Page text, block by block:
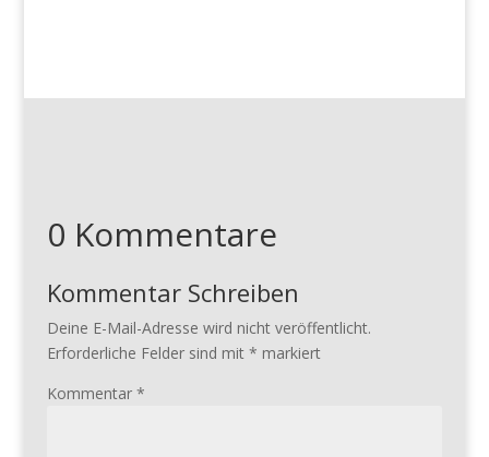
0 Kommentare
Kommentar Schreiben
Deine E-Mail-Adresse wird nicht veröffentlicht.
Erforderliche Felder sind mit * markiert
Kommentar *